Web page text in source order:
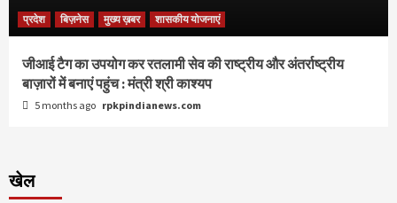
प्रदेश बिज़नेस मुख्य ख़बर शासकीय योजनाएं
जीआई टैग का उपयोग कर रतलामी सेव की राष्ट्रीय और अंतर्राष्ट्रीय
बाज़ारों में बनाएं पहुंच : मंत्री श्री काश्यप
5 months ago rpkpindianews.com
खेल